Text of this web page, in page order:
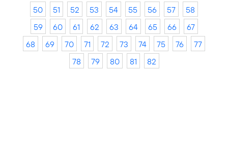
50
51 52 53 54 55 56 57
58
59
60 61 62 63 64 65 66
67
68
69 70 71 72 73 74 75 76
77
78
79 80 81 82